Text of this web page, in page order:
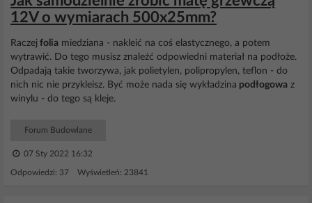
12V o wymiarach 500x25mm?
Raczej folia miedziana - nakleić na coś elastycznego, a potem
wytrawić. Do tego musisz znaleźć odpowiedni materiał na podłoże.
Odpadają takie tworzywa, jak polietylen, polipropylen, teflon - do
nich nic nie przykleisz. Być może nada się wykładzina podłogowa z
winylu - do tego są kleje.
Forum Budowlane
07 Sty 2022 16:32
Odpowiedzi: 37 Wyświetleń: 23841